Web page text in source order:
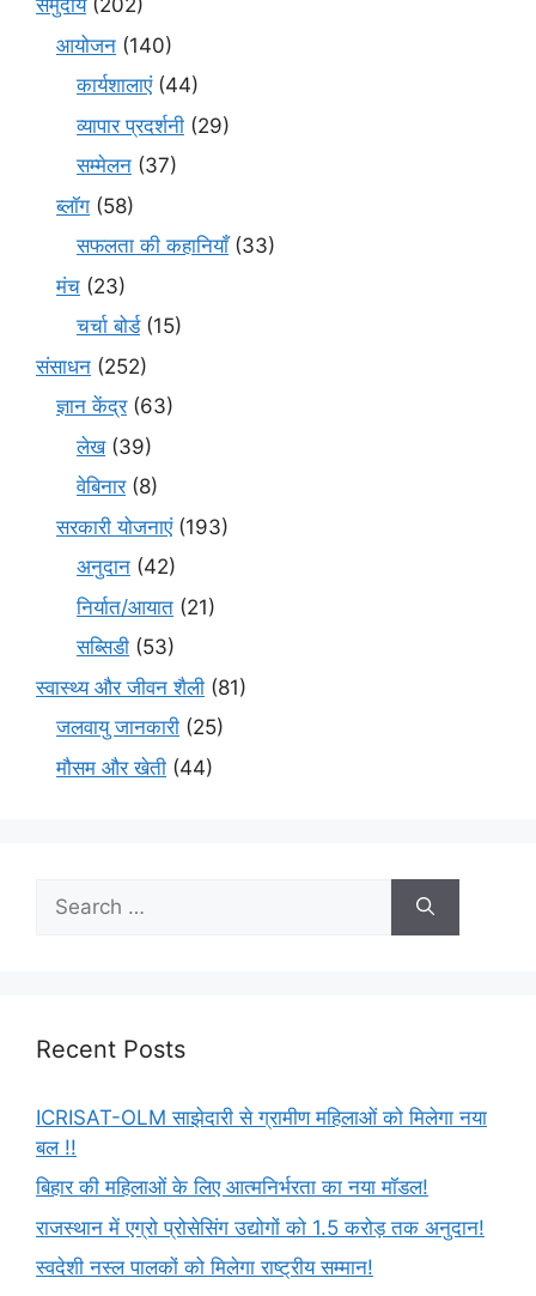
समुदाय(202)
आयोजन (140)
कार्यशालाएं(44)
व्यापार प्रदर्शनी (29)
सम्मेलन (37)
ब्लॉग (58)
सफलता की कहानियाँ(33)
मंच (23)
चर्चा बोर्ड(15)
संसाधन (252)
ज्ञान केंद्र(63)
लेख(39)
वेबिनार(8)
सरकारी योजनाएं(193)
अनुदान (42)
निर्यात/आयात (21)
सब्सिडी (53)
स्वास्थ्य और जीवन शैली (81)
जलवायु जानकारी (25)
मौसम और खेती (44)
Recent Posts
ICRISAT-OLM साझेदारी से ग्रामीण महिलाओं को मिलेगा नया
बल !!
बिहार की महिलाओं के लिए आत्मनिर्भरता का नया मॉडल!
राजस्थान में एग्रो प्रोसेसिंग उद्योगों को 1.5 करोड़ तक अनुदान!
स्वदेशी नस्ल पालकों को मिलेगा राष्ट्रीय सम्मान!